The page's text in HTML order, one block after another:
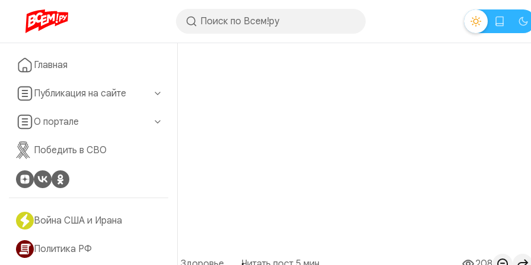
Главная
Публикация на сайте
О портале
Победить в СВО
Война США и Ирана
Политика РФ